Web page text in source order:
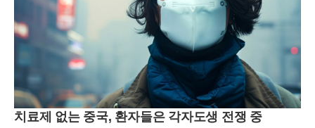
치료제 없는 중국, 환자들은 각자도생 전쟁 중